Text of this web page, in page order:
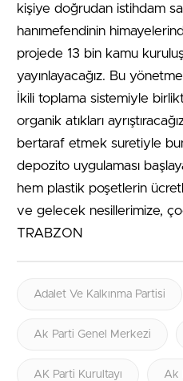
kişiye doğrudan istihdam
hanımefendinin
projede 13 bin kamu
yayınlayacağız. Bu
İkili toplama sistemiyle
organik atıkları
bertaraf etmek suretiyle
depozito uygulaması
hem plastik poşetlerin
ve gelecek nesillerimize,
TRABZON
Adalet Ve Kalkınma Partisi
Ak Parti Genel Merkezi
AK Parti Kurultayı Ak